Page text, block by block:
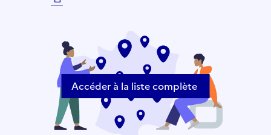
Accéder à la liste complète